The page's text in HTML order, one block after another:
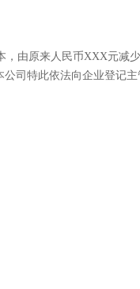
由原来人民币XXX元减
司特此依法向企业登记